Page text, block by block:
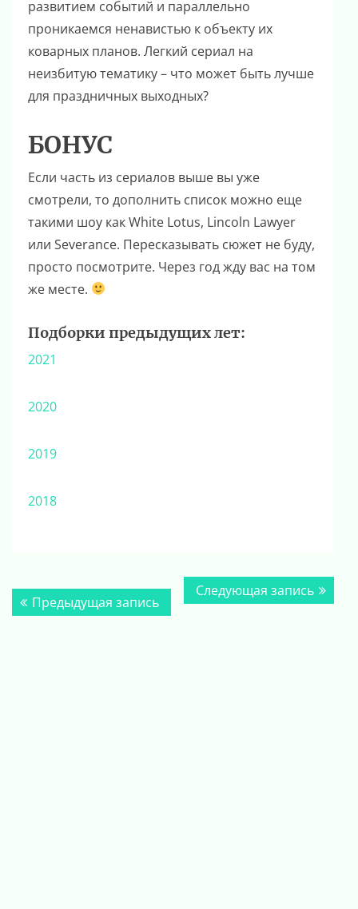
развитием событий и параллельно
проникаемся ненавистью к объекту их
коварных планов. Легкий сериал на
неизбитую тематику – что может быть лучше
для праздничных выходных?
БОНУС
Если часть из сериалов выше вы уже
смотрели, то дополнить список можно еще
такими шоу как White Lotus, Lincoln Lawyer
или Severance. Пересказывать сюжет не буду,
просто посмотрите. Через год жду вас на том
же месте.
Подборки предыдущих лет:
2021
2020
2019
2018
Навигация
поПредыдущая записьПредыдущая
запись:
Следующая запись